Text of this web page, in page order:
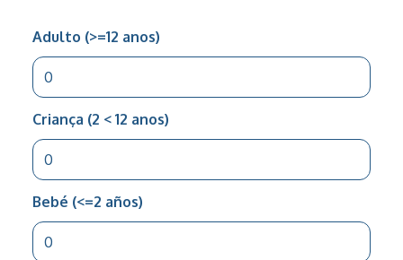
Adulto (>=12 anos)
Criança (2 < 12 anos)
Bebé (<=2 años)